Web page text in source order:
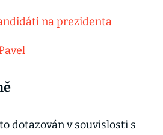
na prezidenta
dotazován v souvislosti s